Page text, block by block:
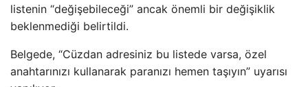
listenin “değişebileceği” ancak önemli bir değişiklik
beklenmediği belirtildi.
Belgede, “Cüzdan adresiniz bu listede varsa, özel
anahtarınızı kullanarak paranızı hemen taşıyın” uyarısı